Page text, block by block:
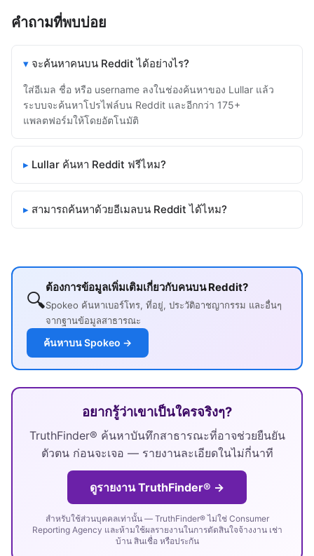
คำถามที่พบบ่อย
จะค้นหาคนบน Reddit ได้อย่างไร?
ใส่อีเมล ชื่อ หรือ username ลงในช่องค้นหาของ Lullar แล้ว
ระบบจะค้นหาโปรไฟล์บน Reddit และอีกกว่า 175+
แพลตฟอร์มให้โดยอัตโนมัติ
Lullar ค้นหา Reddit ฟรีไหม?
สามารถค้นหาด้วยอีเมลบน Reddit ได้ไหม?
🔍
ต้องการข้อมูลเพิ่มเติมเกี่ยวกับคนบน Reddit?
Spokeo ค้นหาเบอร์โทร, ที่อยู่, ประวัติอาชญากรรม และอื่นๆ
จากฐานข้อมูลสาธารณะ
ค้นหาบน Spokeo →
อยากรู้ว่าเขาเป็นใครจริงๆ?
TruthFinder® ค้นหาบันทึกสาธารณะที่อาจช่วยยืนยัน
ตัวตน ก่อนจะเจอ — รายงานละเอียดในไม่กี่นาที
ดูรายงาน TruthFinder® →
สำหรับใช้ส่วนบุคคลเท่านั้น — TruthFinder® ไม่ใช่ Consumer
Reporting Agency และห้ามใช้ผลรายงานในการตัดสินใจจ้างงาน เช่า
บ้าน สินเชื่อ หรือประกัน